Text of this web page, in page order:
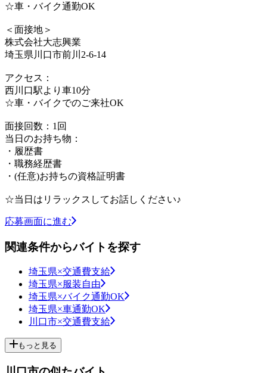
☆車・バイク通勤OK
＜面接地＞
株式会社大志興業
埼玉県川口市前川2-6-14
アクセス：
西川口駅より車10分
☆車・バイクでのご来社OK
面接回数：1回
当日のお持ち物：
・履歴書
・職務経歴書
・(任意)お持ちの資格証明書
☆当日はリラックスしてお話しください♪
応募画面に進む
関連条件からバイトを探す
埼玉県×交通費支給
埼玉県×服装自由
埼玉県×バイク通勤OK
埼玉県×車通勤OK
川口市×交通費支給
もっと見る